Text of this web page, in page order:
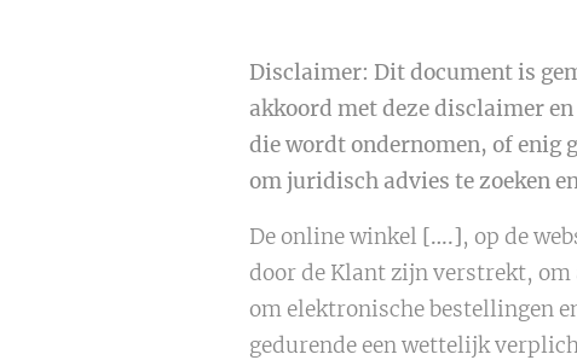
Disclaimer: Dit document is
akkoord met deze disclaimer
die wordt ondernomen, of enig
om juridisch advies te zoeken
De online winkel [….], op de
door de Klant zijn verstrekt, om
om elektronische bestellingen
gedurende een wettelijk